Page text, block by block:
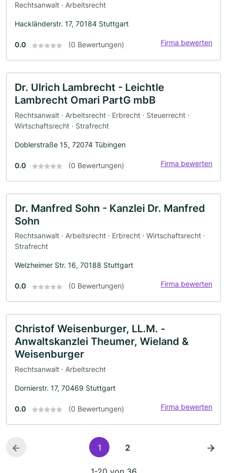
Rechtsanwalt · Arbeitsrecht
Hackländerstr. 17, 70184 Stuttgart
0.0 (0 Bewertungen) Firma bewerten
Dr. Ulrich Lambrecht - Leichtle
Lambrecht Omari PartG mbB
Rechtsanwalt · Arbeitsrecht · Erbrecht · Steuerrecht ·
Wirtschaftsrecht · Strafrecht
Doblerstraße 15, 72074 Tübingen
0.0 (0 Bewertungen) Firma bewerten
Dr. Manfred Sohn - Kanzlei Dr. Manfred
Sohn
Rechtsanwalt · Arbeitsrecht · Erbrecht · Wirtschaftsrecht ·
Strafrecht
Welzheimer Str. 16, 70188 Stuttgart
0.0 (0 Bewertungen) Firma bewerten
Christof Weisenburger, LL.M. -
Anwaltskanzlei Theumer, Wieland &
Weisenburger
Rechtsanwalt · Arbeitsrecht
Dornierstr. 17, 70469 Stuttgart
0.0 (0 Bewertungen) Firma bewerten
1 2